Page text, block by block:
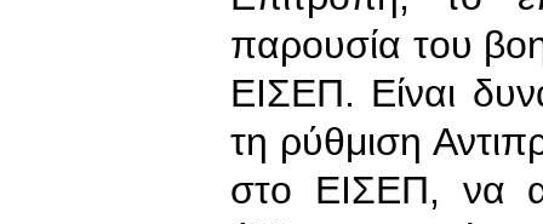
παρουσία του
ΕΙΣΕΠ. Είναι
τη ρύθμιση
στο ΕΙΣΕΠ, να